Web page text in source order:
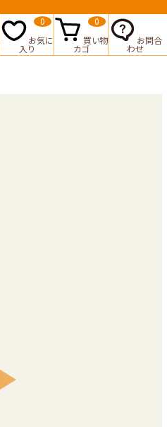
お気に
入り
0
買い物
カゴ
0
お問合
わせ